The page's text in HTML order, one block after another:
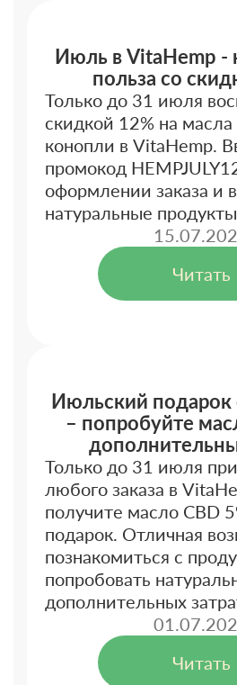
Июль в VitaHemp -
польза со
Только до 31 июля
скидкой 12% на
конопли в VitaHemp.
промокод
оформлении заказа и
натуральные
Читать
Июльский подарок
– попробуйте
Только до 31 июля
любого заказа в
получите масло CBD
подарок. Отличная
познакомиться с
попробовать
дополнительных
Читать